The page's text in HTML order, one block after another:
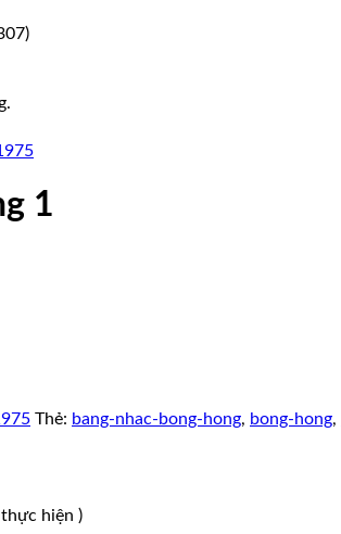
1
Thẻ: bang-nhac-bong-hong, bong-hong,
hiện )